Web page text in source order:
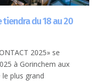
tiendra du 18 au 20
2025» se
à Gorinchem aux
plus grand